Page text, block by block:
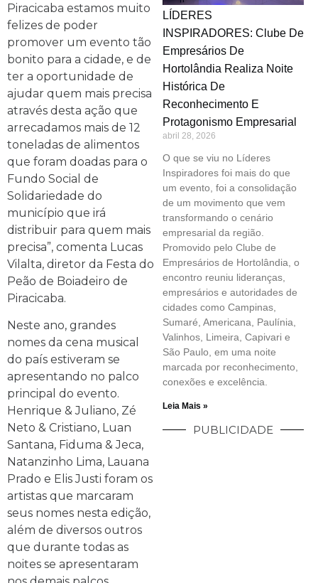
Piracicaba estamos muito
felizes de poder
promover um evento tão
bonito para a cidade, e de
ter a oportunidade de
ajudar quem mais precisa
através desta ação que
arrecadamos mais de 12
toneladas de alimentos
que foram doadas para o
Fundo Social de
Solidariedade do
município que irá
distribuir para quem mais
precisa”, comenta Lucas
Vilalta, diretor da Festa do
Peão de Boiadeiro de
Piracicaba.
Neste ano, grandes
nomes da cena musical
do país estiveram se
apresentando no palco
principal do evento.
Henrique & Juliano, Zé
Neto & Cristiano, Luan
Santana, Fiduma & Jeca,
Natanzinho Lima, Lauana
Prado e Elis Justi foram os
artistas que marcaram
seus nomes nesta edição,
além de diversos outros
que durante todas as
noites se apresentaram
LÍDERES
INSPIRADORES: Clube De
Empresários De
Hortolândia Realiza Noite
Histórica De
Reconhecimento E
Protagonismo Empresarial
abril 28, 2026
O que se viu no Líderes
Inspiradores foi mais do que
um evento, foi a consolidação
de um movimento que vem
transformando o cenário
empresarial da região.
Promovido pelo Clube de
Empresários de Hortolândia, o
encontro reuniu lideranças,
empresários e autoridades de
cidades como Campinas,
Sumaré, Americana, Paulínia,
Valinhos, Limeira, Capivari e
São Paulo, em uma noite
marcada por reconhecimento,
conexões e excelência.
Leia Mais »
PUBLICIDADE